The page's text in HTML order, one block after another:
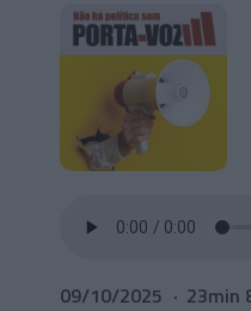
09/10/2025 23min